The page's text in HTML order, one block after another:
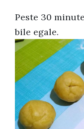
Peste 30
bile egale.